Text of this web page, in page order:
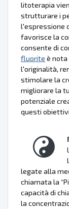
litoterapia
strutturare i
l'espressione
favorisce la
consente di
fluorite è nota
l'originalità,
stimolare la
migliorare la
potenziale
questi
legate alla
chiamata la
capacità di
la